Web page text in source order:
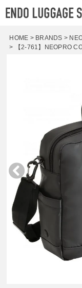
カテゴリか
ブランドから
容量から探す
泊数から探す
価格
HOME BRANDS
【2-761】NEOPRO